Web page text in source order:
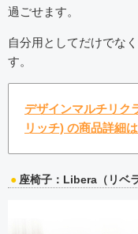
過ごせます。
自分用としてだけでな
す。
デザインマルチリク
リッチ) の商品詳細
座椅子：Libera（リベラ